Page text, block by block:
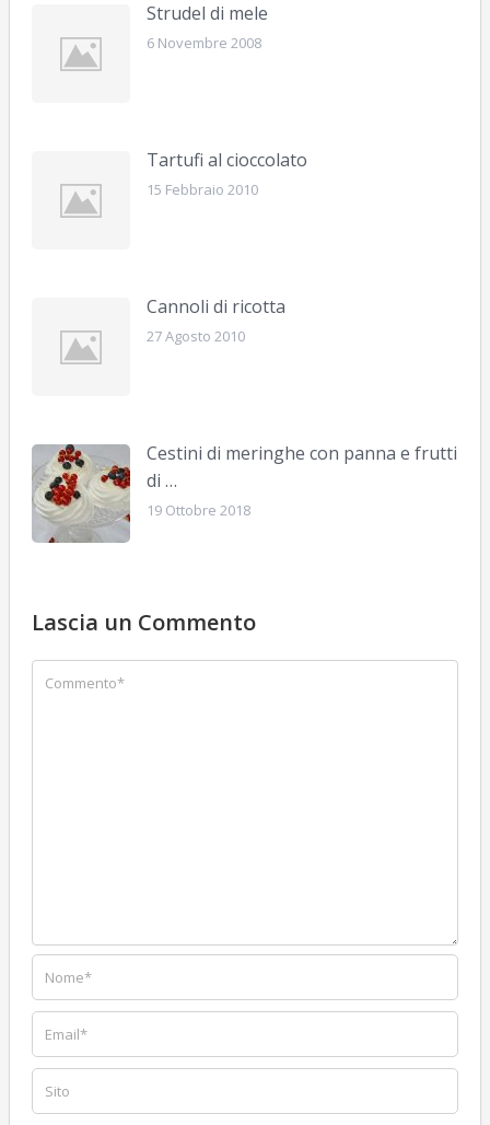
Strudel di mele
6 Novembre 2008
Tartufi al cioccolato
15 Febbraio 2010
Cannoli di ricotta
27 Agosto 2010
Cestini di meringhe con panna e frutti
di …
19 Ottobre 2018
Lascia un Commento